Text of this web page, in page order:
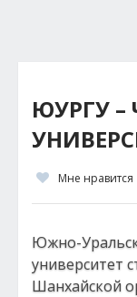
ЮУРГУ –
Мне нравится
Южно-
университет
Шанхайской